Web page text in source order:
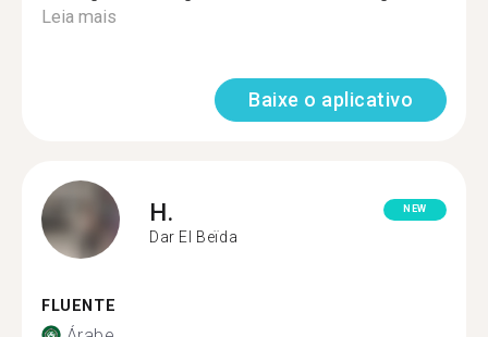
Leia mais
Baixe o aplicativo
H.
Dar El Beïda
NEW
FLUENTE